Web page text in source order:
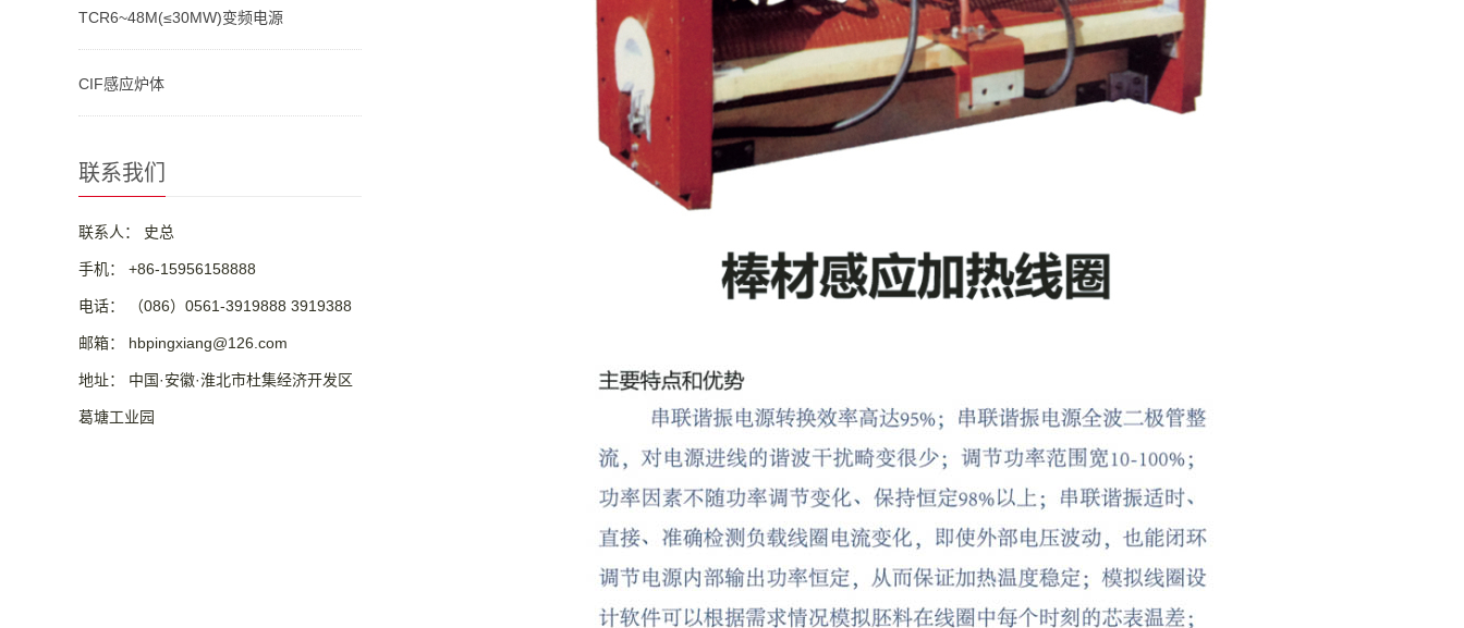
TCR6~48M(≤30MW)变频电源
CIF感应炉体
联系我们
联系人： 史总
手机： +86-15956158888
电话： （086）0561-3919888 3919388
邮箱： hbpingxiang@126.com
地址： 中国·安徽·淮北市杜集经济开发区
葛塘工业园